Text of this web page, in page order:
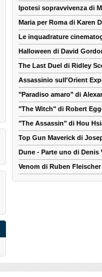
Ipotesi sopravvivenza di
Maria per Roma di Karen
Le inquadrature
Halloween di David
The Last Duel di Ridley
Assassinio sull'Orient
"Paradiso amaro" di
"The Witch" di Robert
"The Assassin" di Hou
Top Gun Maverick di
Dune - Parte uno di Denis
Venom di Ruben Fleischer